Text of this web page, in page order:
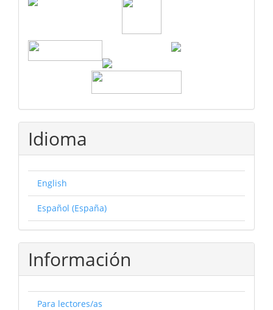
Idioma
English
Español (España)
Información
Para lectores/as